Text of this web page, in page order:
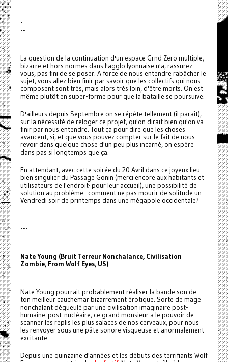
-
--
La question de la continuation d'un espace Grnd Zero multiple,
bizarre et hors normes dans l'agglo lyonnaise n'a, rassurez-
vous, pas fini de se poser. A force de nous entendre rabâcher le
sujet, vous allez bien finir par savoir que les collectifs qui nous
composent sont très, mais alors très loin, d'être morts. On est
même plutôt en super-forme pour que la bataille se poursuive.
D'ailleurs depuis Septembre on se répète tellement (il paraît),
sur la nécessité de reloger ce projet, qu'on dirait bien qu'on va
finir par nous entendre. Tout ça pour dire que les choses
avancent, si, et que vous pouvez compter sur le fait de nous
revoir dans quelque chose d'un peu plus incarné, on espère
dans pas si longtemps que ça.
En attendant, avec cette soirée du 20 Avril dans ce joyeux lieu
bien singulier du Passage Gonin (merci encore aux habitants et
utilisateurs de l'endroit· pour leur accueil), une possibilité de
solution au problème : comment ne pas mourir de solitude un
Vendredi soir de printemps dans une mégapole occidentale?
---
Nate Young (Bruit Terreur Nonchalance, Civilisation
Zombie, From Wolf Eyes, US)
Nate Young pourrait probablement réaliser la bande son de
ton meilleur cauchemar bizarrement érotique. Sorte de mage
nonchalant dégueulé par une civilisation imaginaire post-
humaine-post-nucléaire, ce grand monsieur a le pouvoir de
scanner les replis les plus salaces de nos cerveaux, pour nous
les renvoyer sous une pâte sonore visqueuse et anormalement
excitante.
Depuis une quinzaine d'années et les débuts des terrifiants Wolf